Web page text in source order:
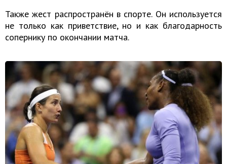
Также жест распространён в спорте. Он используется
не только как приветствие, но и как благодарность
сопернику по окончании матча.